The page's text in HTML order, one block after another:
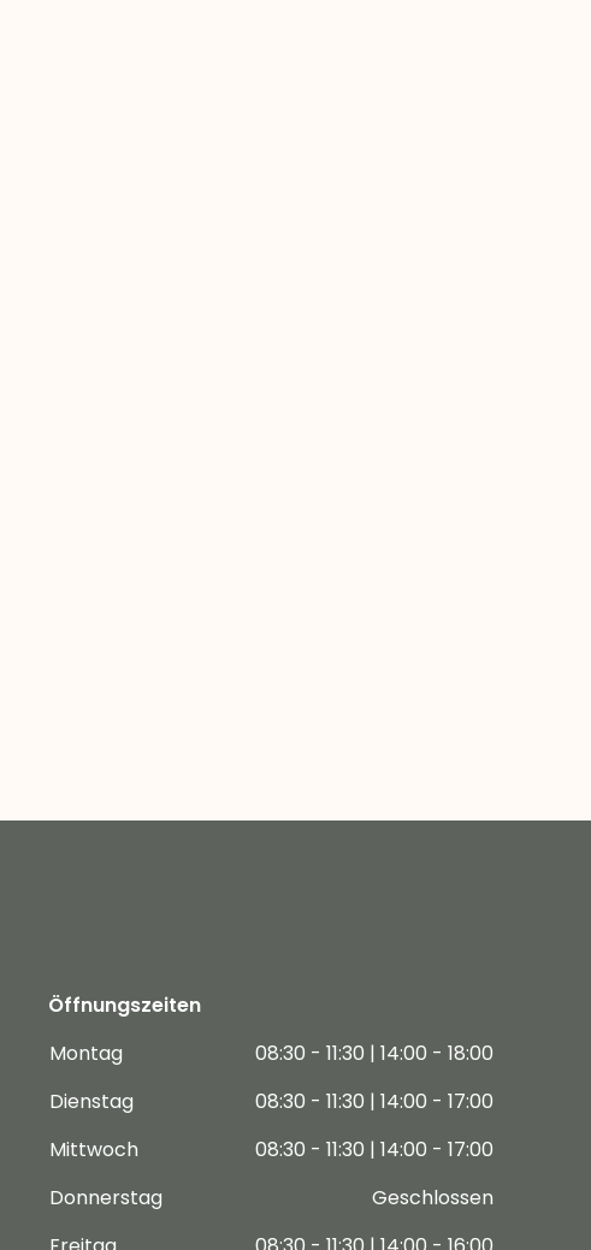
Öffnungszeiten
Montag
08:30 - 11:30 | 14:00 - 18:00
Dienstag
08:30 - 11:30 | 14:00 - 17:00
Mittwoch
08:30 - 11:30 | 14:00 - 17:00
Donnerstag
Geschlossen